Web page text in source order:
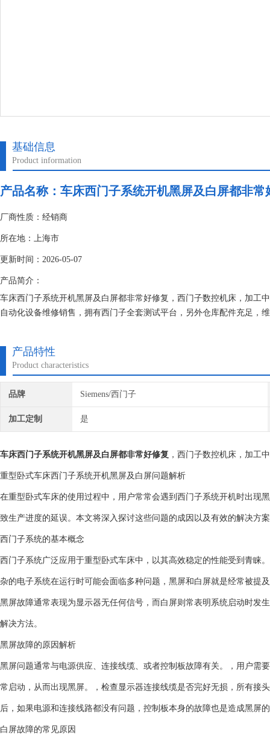
基础信息
Product information
产品名称： 车床西门子系统开机黑屏及白屏都非常
厂商性质：经销商
所在地：上海市
更新时间：2026-05-07
产品简介：
车床西门子系统开机黑屏及白屏都非常好修复，西门子数控机床，加工
自动化设备维修销售，拥有西门子全套测试平台，另外仓库配件充足，
产品特性
Product characteristics
品牌 Siemens/西门子
加工定制 是
车床西门子系统开机黑屏及白屏都非常好修复 ，西门子数控机床，加工
重型卧式车床西门子系统开机黑屏及白屏问题解析
在重型卧式车床的使用过程中，用户常常会遇到西门子系统开机时出现
致生产进度的延误。本文将深入探讨这些问题的成因以及有效的解决方
西门子系统的基本概念
西门子系统广泛应用于重型卧式车床中，以其高效稳定的性能受到青睐
杂的电子系统在运行时可能会面临多种问题，黑屏和白屏就是经常被提
黑屏故障通常表现为显示器无任何信号，而白屏则常表明系统启动时发
解决方法。
黑屏故障的原因解析
黑屏问题通常与电源供应、连接线缆、或者控制板故障有关。，用户需
常启动，从而出现黑屏。，检查显示器连接线缆是否完好无损，所有接
后，如果电源和连接线路都没有问题，控制板本身的故障也是造成黑屏
白屏故障的常见原因